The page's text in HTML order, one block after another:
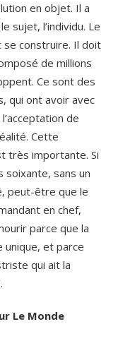
en objet. Il a
sujet, l’individu. Le
se construire. Il doit
de millions
Ce sont des
qui ont avoir avec
de
Cette
très importante. Si
soixante, sans un
peut-être que le
en chef,
parce que la
unique, et parce
qui ait la
Le Monde